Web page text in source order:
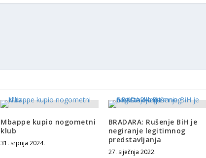
Mbappe kupio nogometni
klub
31. srpnja 2024.
BRADARA: Rušenje BiH je
negiranje legitimnog
predstavljanja
27. siječnja 2022.